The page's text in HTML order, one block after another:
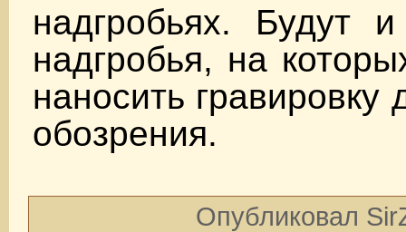
надгробьях. Будут
надгробья, на
наносить гравировку
обозрения.
Опубликовал